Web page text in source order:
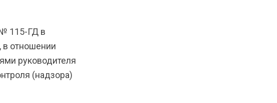
115-ГД в
отношении
руководителя
(надзора)